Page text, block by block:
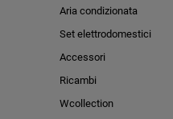
Aria condizionata
Set elettrodomestici
Accessori
Ricambi
Wcollection